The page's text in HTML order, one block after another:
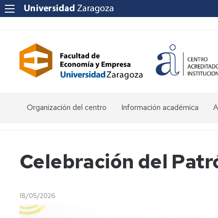
Organización del centro
Decana
Órganos
Información académica
y
ayudas
Celebración del
18/05/2026